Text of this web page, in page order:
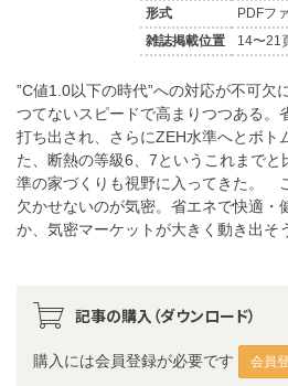
形式
PDFフ
雑誌掲載位置
14〜21
”C値1.0以下の時代”への対応が不可
つてないスピードで高まりつつある。
打ち出され、さらにZEH水準へとボ
た、断熱の等級6、7というこれまで
準の家づくりも視野に入ってきた。
欠かせないのが気密。省エネで快適・
か、気密マーケットが大きく動き出そ
記事の購入（ダウンロード）
購入には会員登録が必要です 会員